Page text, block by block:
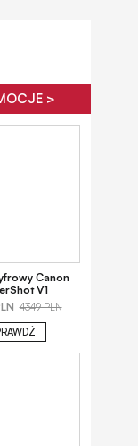
>
Canon
V1
4349 PLN